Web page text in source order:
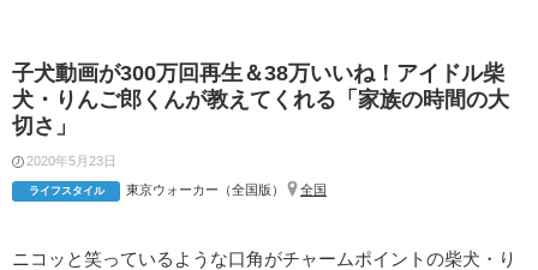
子犬動画が300万回再生＆38万いいね！アイドル柴
犬・りんご郎くんが教えてくれる「家族の時間の大
切さ」
2020年5月23日
ライフスタイル 東京ウォーカー（全国版） 全国
ニコッと笑っているような口角がチャームポイントの柴犬・り